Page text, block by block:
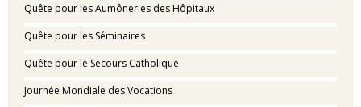
Quête pour les Aumôneries des Hôpitaux
Quête pour les Séminaires
Quête pour le Secours Catholique
Journée Mondiale des Vocations